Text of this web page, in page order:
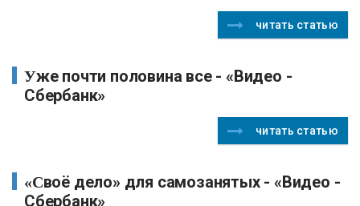
читать статью
Уже почти половина все - «Видео -
Сбербанк»
читать статью
«Своё дело» для самозанятых - «Видео -
Сбербанк»